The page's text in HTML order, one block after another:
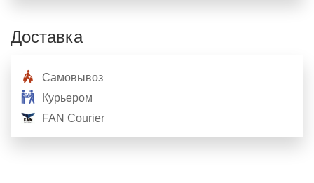
Доставка
Самовывоз
Курьером
FAN Courier